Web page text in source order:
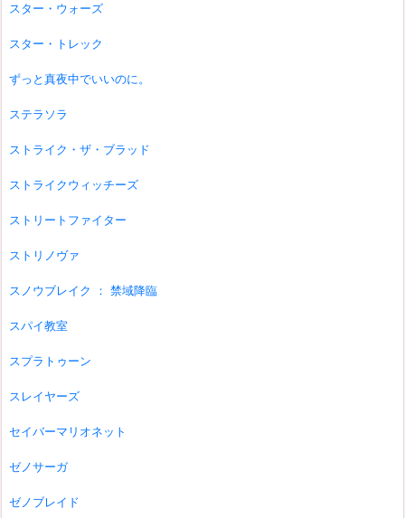
スター・ウォーズ
スター・トレック
ずっと真夜中でいいのに。
ステラソラ
ストライク・ザ・ブラッド
ストライクウィッチーズ
ストリートファイター
ストリノヴァ
スノウブレイク ： 禁域降臨
スパイ教室
スプラトゥーン
スレイヤーズ
セイバーマリオネット
ゼノサーガ
ゼノブレイド